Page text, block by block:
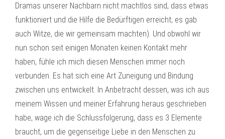
Dramas unserer Nachbarn nicht machtlos sind, dass etwas
funktioniert und die Hilfe die Bedürftigen erreicht; es gab
auch Witze, die wir gemeinsam machten). Und obwohl wir
nun schon seit einigen Monaten keinen Kontakt mehr
haben, fühle ich mich diesen Menschen immer noch
verbunden. Es hat sich eine Art Zuneigung und Bindung
zwischen uns entwickelt. In Anbetracht dessen, was ich aus
meinem Wissen und meiner Erfahrung heraus geschrieben
habe, wage ich die Schlussfolgerung, dass es 3 Elemente
braucht, um die gegenseitige Liebe in den Menschen zu